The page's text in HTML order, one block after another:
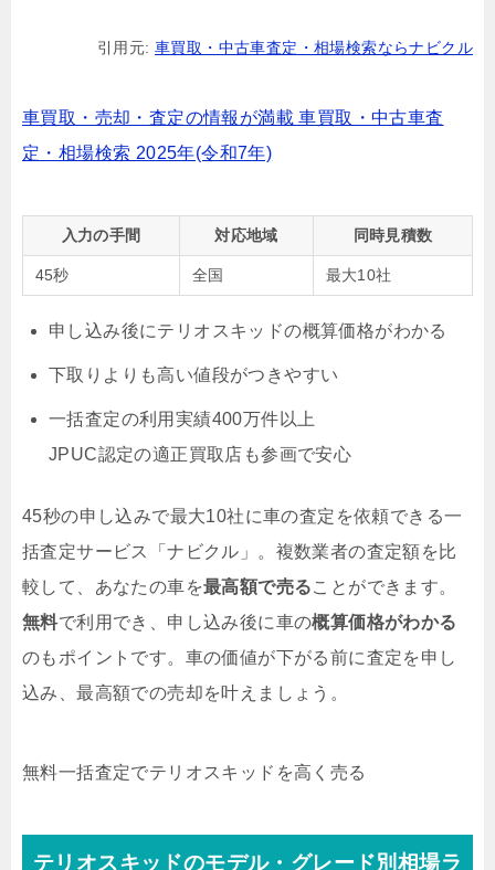
引用元: 車買取・中古車査定・相場検索ならナビクル
車買取・売却・査定の情報が満載 車買取・中古車査
定・相場検索 2025年(令和7年)
入力の手間 対応地域 同時見積数
45秒 全国 最大10社
申し込み後にテリオスキッドの概算価格がわかる
下取りよりも高い値段がつきやすい
一括査定の利用実績400万件以上
JPUC認定の適正買取店も参画で安心
45秒の申し込みで最大10社に車の査定を依頼できる一
括査定サービス「ナビクル」。複数業者の査定額を比
較して、あなたの車を最高額で売ることができます。
無料で利用でき、申し込み後に車の概算価格がわかる
のもポイントです。車の価値が下がる前に査定を申し
込み、最高額での売却を叶えましょう。
無料一括査定でテリオスキッドを高く売る
テリオスキッドのモデル・グレード別相場ラ